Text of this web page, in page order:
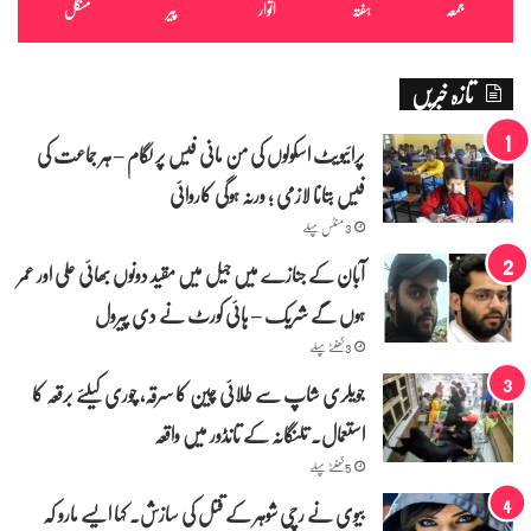
جمعہ ہفتہ اتوار پیر منگل
تازہ خبریں
پرائیویٹ اسکولوں کی من مانی فیس پر لگام – ہر جماعت کی
فیس بتانا لازمی ؛ ورنہ ہوگی کاروائی
3 منٹس پہلے
آبان کے جنازے میں جیل میں مقید دونوں بھائی علی اور عمر
ہوں گے شریک – ہائی کورٹ نے دی پیرول
3 گھنٹے پہلے
جویلری شاپ سے طلائی چین کا سرقہ، چوری کیلئے برقعہ کا
استعمال۔ تلنگانہ کے تانڈور میں واقعہ
5 گھنٹے پہلے
بیوی نے رچی شوہر کے قتل کی سازش۔ کہا ایسے مارو کہ